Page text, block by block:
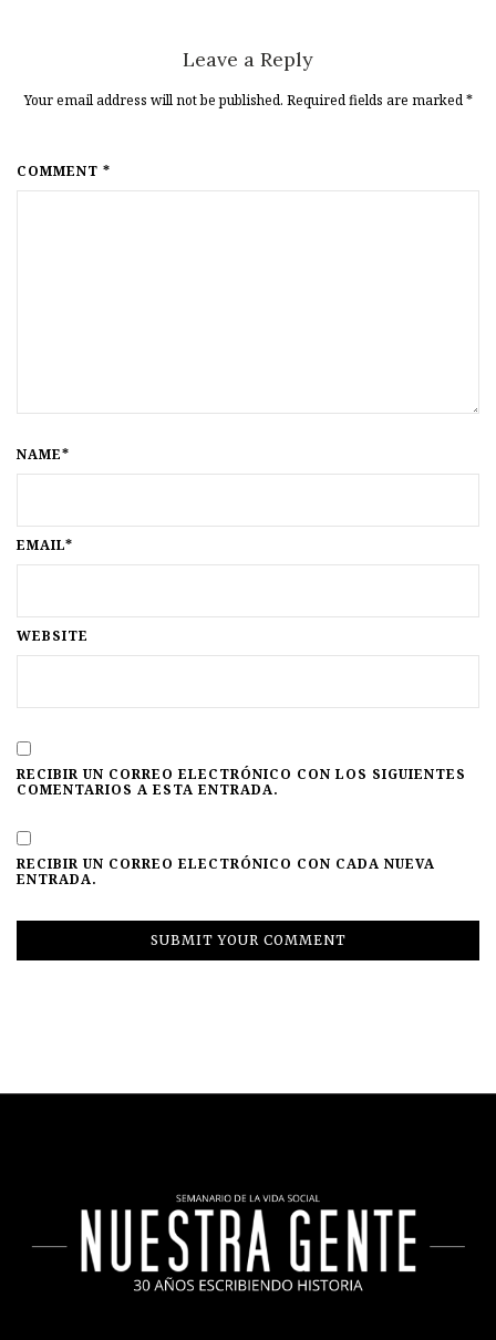
Leave a Reply
Your email address will not be published. Required fields are marked*
COMMENT *
NAME*
EMAIL*
WEBSITE
RECIBIR UN CORREO ELECTRÓNICO CON LOS SIGUIENTES
COMENTARIOS A ESTA ENTRADA.
RECIBIR UN CORREO ELECTRÓNICO CON CADA NUEVA
ENTRADA.